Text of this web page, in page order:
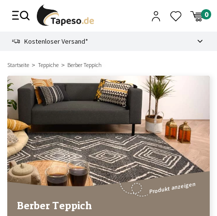
Zusammenbruch
Kostenloser Versand*
Startseite Teppiche Berber Teppich
Berber Teppich
Produkt anzeigen